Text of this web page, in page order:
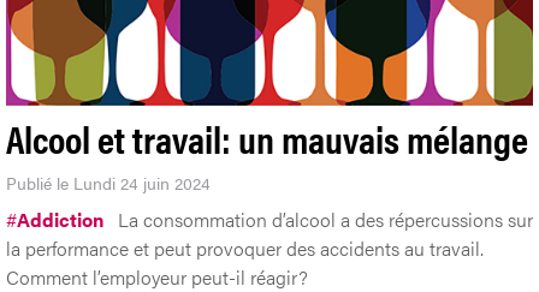
Alcool et travail: un mauvais mélange
Publié le Lundi 24 juin 2024
#Addiction La consommation d’alcool a des répercussions sur
la performance et peut provoquer des accidents au travail.
Comment l’employeur peut-il réagir?